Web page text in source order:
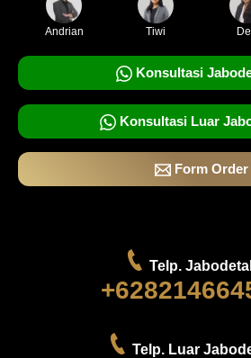
Andrian Tiwi
Konsultasi
Konsultasi Luar
Form Order
Telp.
Telp. Luar